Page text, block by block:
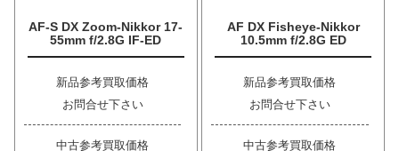
AF-S DX Zoom-Nikkor 17-
55mm f/2.8G IF-ED
新品参考買取価格
お問合せ下さい
中古参考買取価格
AF DX Fisheye-Nikkor
10.5mm f/2.8G ED
新品参考買取価格
お問合せ下さい
中古参考買取価格